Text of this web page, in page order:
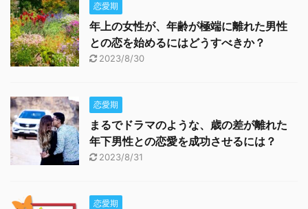
恋愛期
年上の女性が、年齢が極端に離れた男性
との恋を始めるにはどうすべきか？
2023/8/30
恋愛期
まるでドラマのような、歳の差が離れた
年下男性との恋愛を成功させるには？
2023/8/31
恋愛期